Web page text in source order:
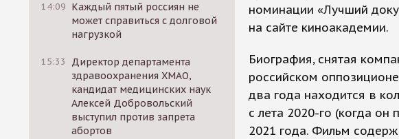
14:09 Каждый пятый россиян не
может справиться с долговой
нагрузкой
15:33
Директор департамента
здравоохранения ХМАО,
кандидат медицинских наук
Алексей Добровольский
выступил против запрета
абортов
номинации «Лучший
на сайте киноакадемии.
Биография, снятая
российском
два года находится в
с лета 2020-го (когда он
2021 года. Фильм